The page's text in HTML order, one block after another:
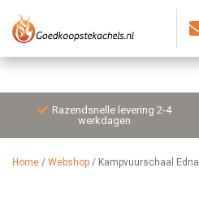
Razendsnelle levering 2-4
werkdagen
Home / Webshop / Kampvuurschaal Edna